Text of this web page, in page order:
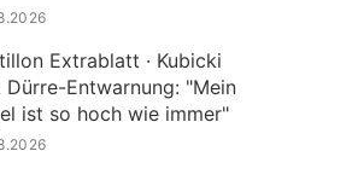
Extrablatt · Kubicki
Entwarnung: "Mein
ist so hoch wie immer"